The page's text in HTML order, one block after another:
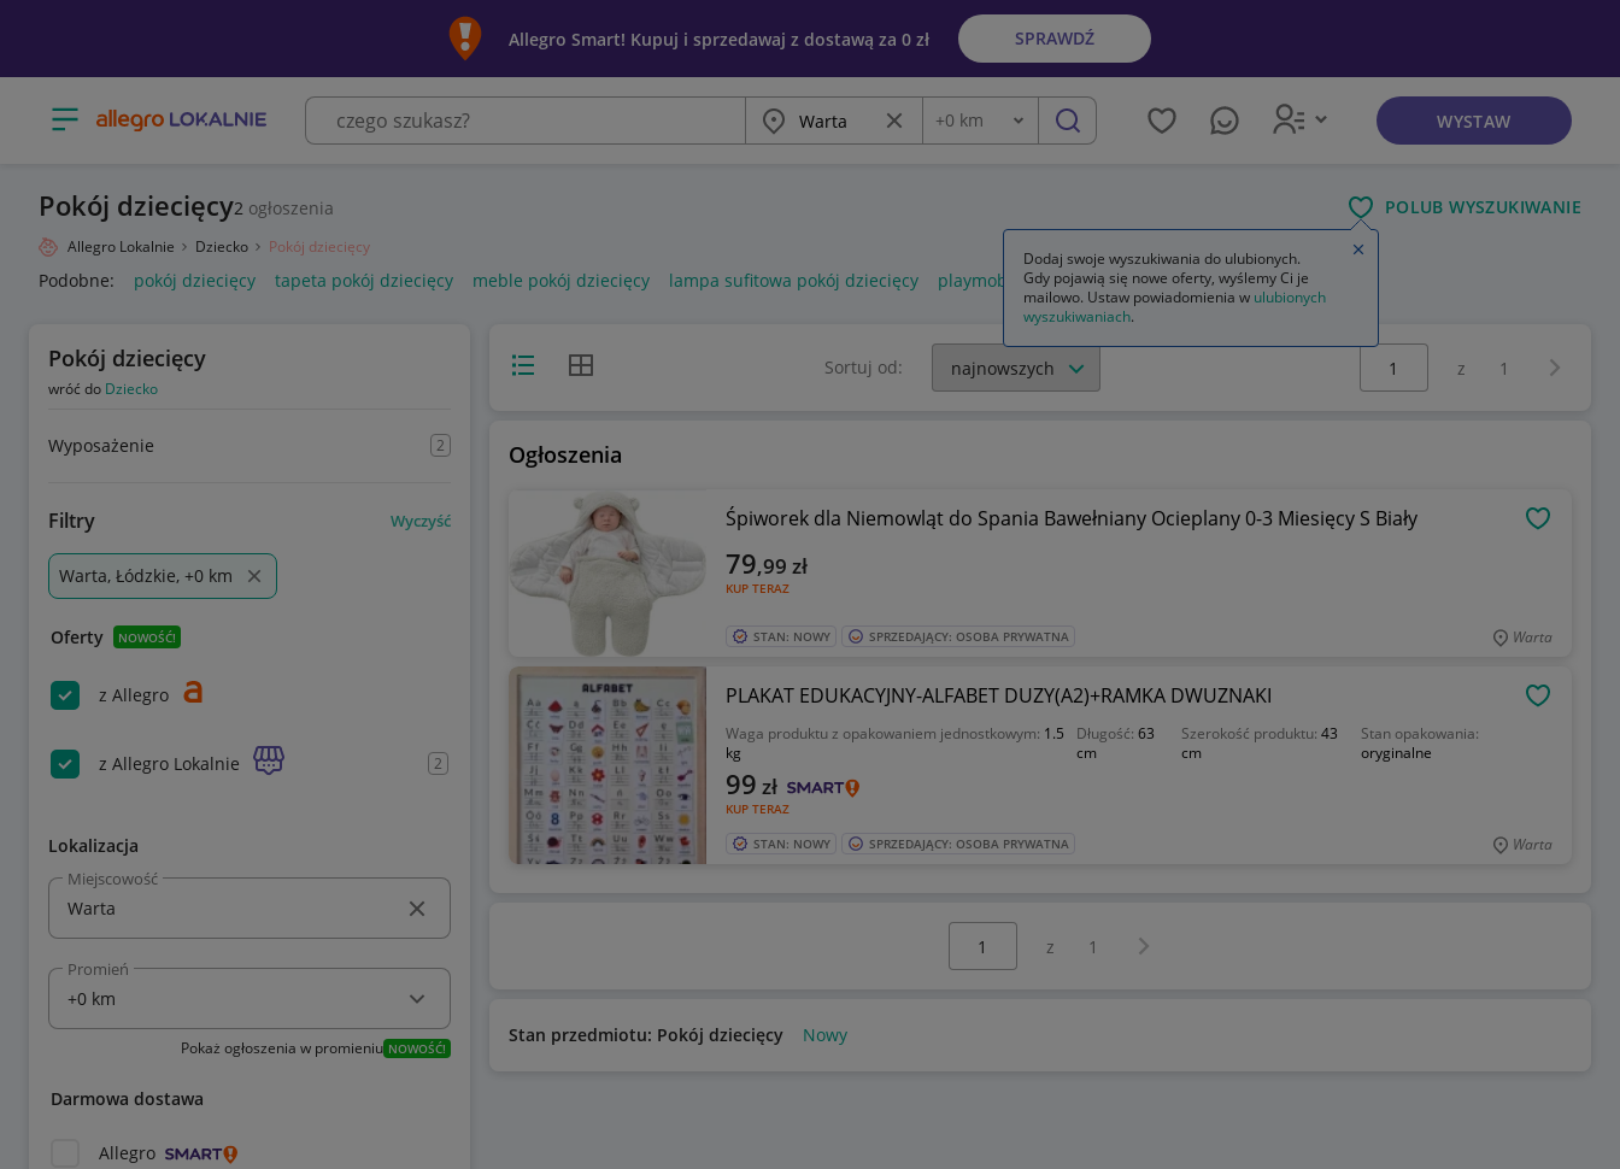
Allegro Smart! Kupuj i sprzedawaj z dostawą za 0 zł SPRAWDŹ
Otwórz menu z kategoriami Miasto Wyczyść frazę
Odległość
+0 km szukaj WYSTAW
Pokój dziecięcy2 ogłoszenia POLUB WYSZUKIWANIE
Allegro Lokalnie Dziecko Pokój dziecięcy
Podobne: pokój dziecięcy tapeta pokój dziecięcy meble pokój dziecięcy lampa sufitowa pokój dziecięcy playmobil pokój dziecięcy
Pokój dziecięcy
wróć do Dziecko
Wyposażenie 2
Filtry Wyczyść
Warta, Łódzkie, +0 km
Oferty NOWOŚĆ!
z Allegro
z Allegro Lokalnie 2
Lokalizacja
Miejscowość
Promień
Pokaż ogłoszenia w promieniu NOWOŚĆ!
Darmowa dostawa
Allegro
Widok listyWidok siatki Sortuj od:
Wybierz stronę:
z 1
Ogłoszenia
Śpiworek dla Niemowląt do Spania Bawełniany Ocieplany 0-3 Miesięcy S Biały
KUP TERAZ
79,99 zł
STAN: NOWY SPRZEDAJĄCY: OSOBA PRYWATNA Warta
PLAKAT EDUKACYJNY-ALFABET DUZY(A2)+RAMKA DWUZNAKI
Waga produktu z opakowaniem jednostkowym: 1.5
kg
Długość:63
cm
Szerokość produktu: 43
cm
Stan opakowania:
oryginalne
KUP TERAZ
99 zł
STAN: NOWY SPRZEDAJĄCY: OSOBA PRYWATNA Warta
z 1 Następna strona
Stan przedmiotu: Pokój dziecięcy Nowy
Dodaj swoje wyszukiwania do ulubionych.
Gdy pojawią się nowe oferty, wyślemy Ci je
mailowo. Ustaw powiadomienia w ulubionych
wyszukiwaniach.
Zamknij wskazówkę